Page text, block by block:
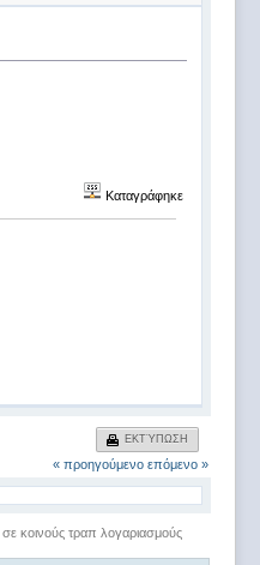
Καταγράφηκε
ΕΚΤΎΠΩΣΗ
« προηγούμενο επόμενο »
κοινούς τραπ λογαριασμούς